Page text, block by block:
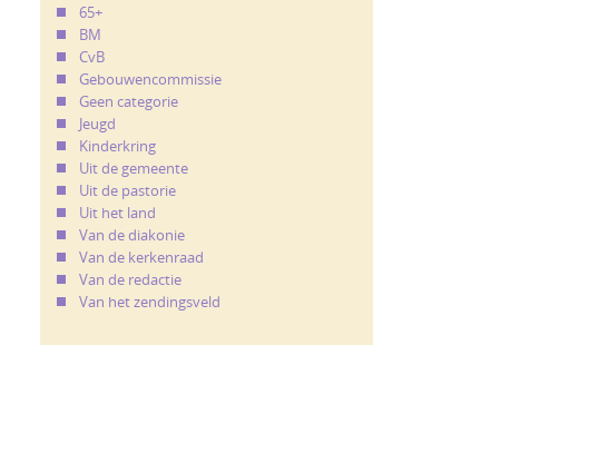
65+
BM
CvB
Gebouwencommissie
Geen categorie
Jeugd
Kinderkring
Uit de gemeente
Uit de pastorie
Uit het land
Van de diakonie
Van de kerkenraad
Van de redactie
Van het zendingsveld